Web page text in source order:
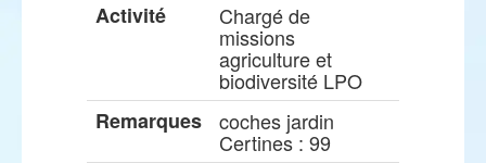
Activité
Chargé de
missions
agriculture et
biodiversité LPO
Remarques
coches jardin
Certines : 99